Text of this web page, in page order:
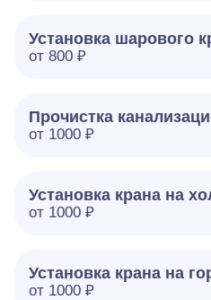
Установка шарового
от 800 ₽
Прочистка
от 1000 ₽
Установка крана на
от 1000 ₽
Установка крана на
от 1000 ₽